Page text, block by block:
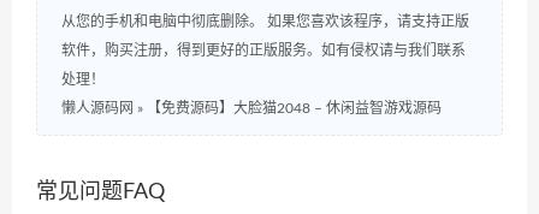
从您的手机和电脑中彻底删除。 如果您喜欢该程序，请支持正版
软件，购买注册，得到更好的正版服务。如有侵权请与我们联系
处理！
懒人源码网 » 【免费源码】大脸猫2048 – 休闲益智游戏源码
常见问题FAQ